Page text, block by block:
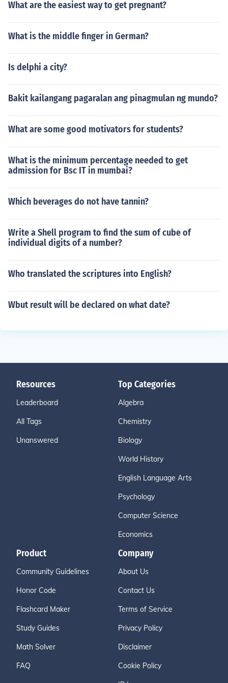
What are the easiest way to get pregnant?
What is the middle finger in German?
Is delphi a city?
Bakit kailangang pagaralan ang pinagmulan ng mundo?
What are some good motivators for students?
What is the minimum percentage needed to get
admission for Bsc IT in mumbai?
Which beverages do not have tannin?
Write a Shell program to find the sum of cube of
individual digits of a number?
Who translated the scriptures into English?
Wbut result will be declared on what date?
Resources
Leaderboard
All Tags
Unanswered
Top Categories
Algebra
Chemistry
Biology
World History
English Language Arts
Psychology
Computer Science
Economics
Product
Community Guidelines
Honor Code
Flashcard Maker
Study Guides
Math Solver
FAQ
Company
About Us
Contact Us
Terms of Service
Privacy Policy
Disclaimer
Cookie Policy